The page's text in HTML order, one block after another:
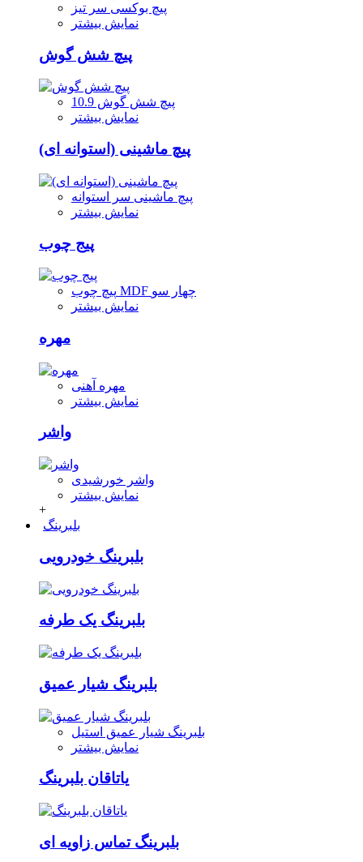
پیچ بوکسی سر تیز
نمایش بیشتر
پیچ شش گوش
پیچ شش گوش 10.9
نمایش بیشتر
پیچ ماشینی (استوانه ای)
پیچ ماشینی سر استوانه
نمایش بیشتر
پیج چوب
پیچ چوب MDF چهار سو
نمایش بیشتر
مهره
مهره آهنی
نمایش بیشتر
واشر
واشر خورشیدی
نمایش بیشتر
+
بلبرینگ
بلبرینگ خودرویی
بلبرینگ یک طرفه
بلبرینگ شیار عمیق
بلبرینگ شیار عمیق استیل
نمایش بیشتر
یاتاقان بلبرینگ
بلبرینگ تماس زاویه ای